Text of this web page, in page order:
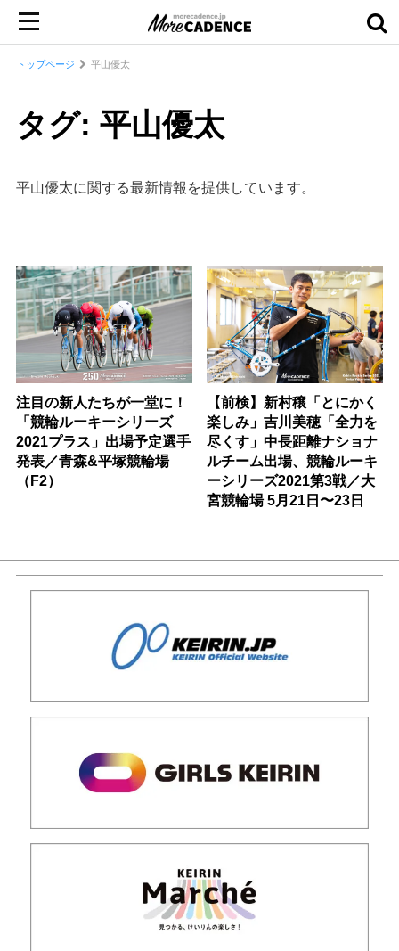
トップページ 平山優太
タグ: 平山優太
平山優太に関する最新情報を提供しています。
注目の新人たちが一堂に！
「競輪ルーキーシリーズ
2021プラス」出場予定選手
発表／青森&平塚競輪場
（F2）
【前検】新村穣「とにかく
楽しみ」吉川美穂「全力を
尽くす」中長距離ナショナ
ルチーム出場、競輪ルーキ
ーシリーズ2021第3戦／大
宮競輪場 5月21日〜23日